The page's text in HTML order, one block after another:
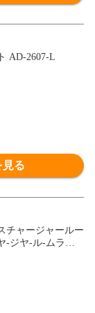
AD-2607-L
見る
チャージャールー
-ジヤ-ル-ムライ